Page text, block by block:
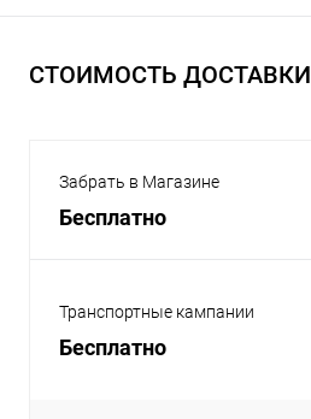
СТОИМОСТЬ ДОСТАВКИ
Забрать в Магазине
Бесплатно
Транспортные кампании
Бесплатно